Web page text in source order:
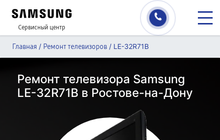
Сервисный центр
Главная / Ремонт телевизоров / LE-32R71B
Ремонт телевизора Samsung
LE-32R71B в Ростове-на-Дону